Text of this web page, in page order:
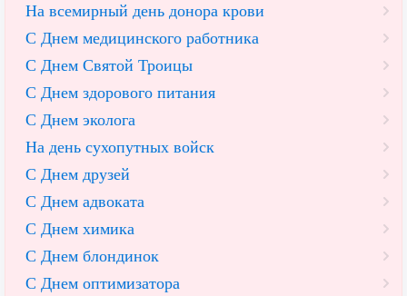
На всемирный день донора крови
С Днем медицинского работника
С Днем Святой Троицы
С Днем здорового питания
С Днем эколога
На день сухопутных войск
С Днем друзей
С Днем адвоката
С Днем химика
С Днем блондинок
С Днем оптимизатора